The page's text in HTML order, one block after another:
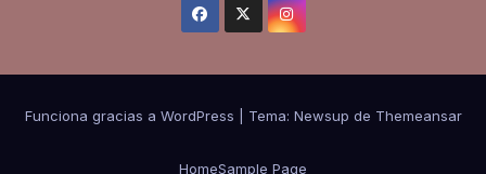
Funciona gracias a WordPress Tema: Newsup de Themeansar
HomeSample Page